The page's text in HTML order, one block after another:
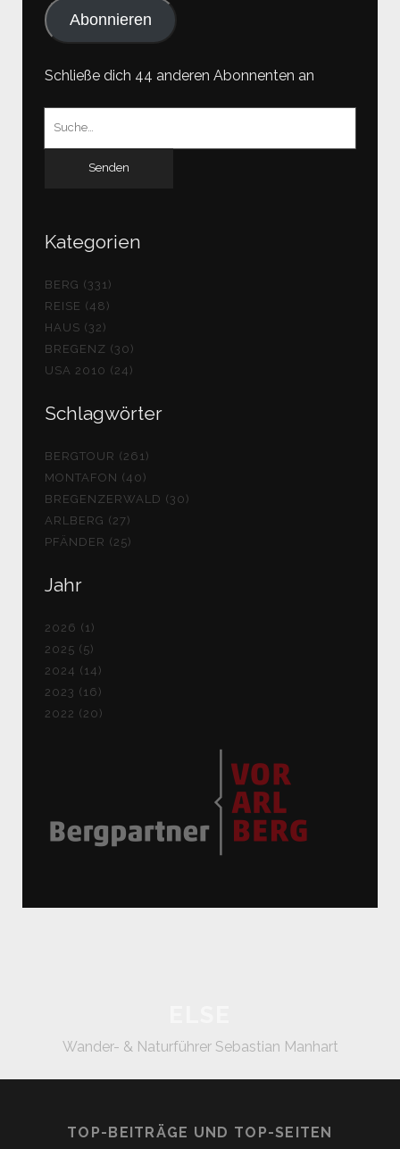
Abonnieren
Schließe dich 44 anderen Abonnenten an
Kategorien
BERG (331)
REISE (48)
HAUS (32)
BREGENZ (30)
USA 2010 (24)
Schlagwörter
BERGTOUR (261)
MONTAFON (40)
BREGENZERWALD (30)
ARLBERG (27)
PFÄNDER (25)
Jahr
2026 (1)
2025 (5)
2024 (14)
2023 (16)
2022 (20)
Wander- & Naturführer Sebastian Manhart
TOP-BEITRÄGE UND TOP-SEITEN